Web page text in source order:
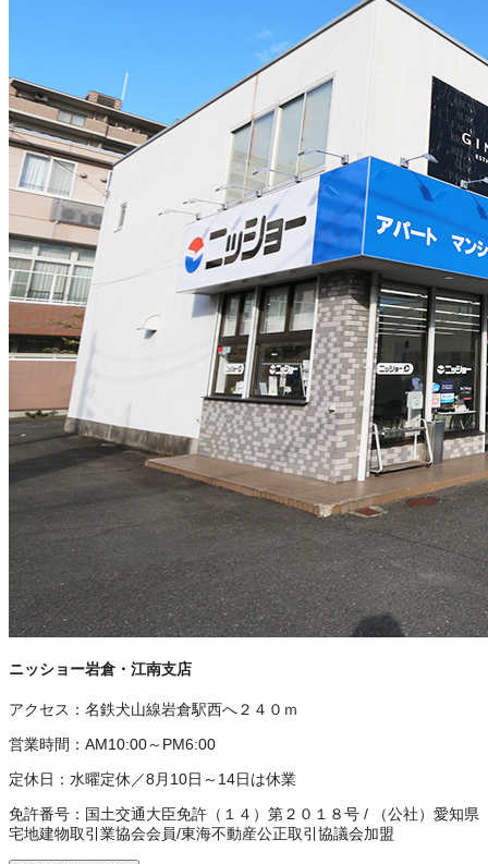
ニッショー岩倉・江南支店
アクセス： 名鉄犬山線岩倉駅西へ２４０ｍ
営業時間： AM10:00～PM6:00
定休日： 水曜定休／8月10日～14日は休業
免許番号： 国土交通大臣免許（１４）第２０１８号 /
（公社）愛知県
宅地建物取引業協会会員/東海不動産公正取引協議会加盟